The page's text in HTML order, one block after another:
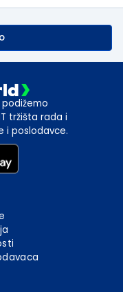
podižemo
tržišta rada i
i poslodavce.